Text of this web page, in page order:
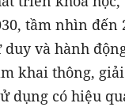
tầm nhìn đến
và hành
khai thông,
dụng có hiệu